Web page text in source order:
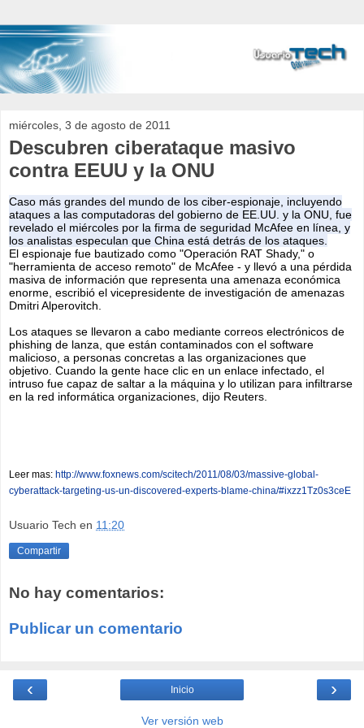
miércoles, 3 de agosto de 2011
Descubren ciberataque masivo
contra EEUU y la ONU
Caso más grandes del mundo de los ciber-espionaje, incluyendo
ataques a las computadoras del gobierno de EE.UU. y la ONU, fue
revelado el miércoles por la firma de seguridad McAfee en línea, y
los analistas especulan que China está detrás de los ataques.
El espionaje fue bautizado como "Operación RAT Shady," o
"herramienta de acceso remoto" de McAfee - y llevó a una pérdida
masiva de información que representa una amenaza económica
enorme, escribió el vicepresidente de investigación de amenazas
Dmitri Alperovitch.
Los ataques se llevaron a cabo mediante correos electrónicos de
phishing de lanza, que están contaminados con el software
malicioso, a personas concretas a las organizaciones que
objetivo. Cuando la gente hace clic en un enlace infectado, el
intruso fue capaz de saltar a la máquina y lo utilizan para infiltrarse
en la red informática organizaciones, dijo Reuters.
Leer mas: http://www.foxnews.com/scitech/2011/08/03/massive-global-
cyberattack-targeting-us-un-discovered-experts-blame-china/#ixzz1Tz0s3ceE
Usuario Tech en 11:20
Compartir
No hay comentarios:
Publicar un comentario
‹ ›
Inicio
Ver versión web